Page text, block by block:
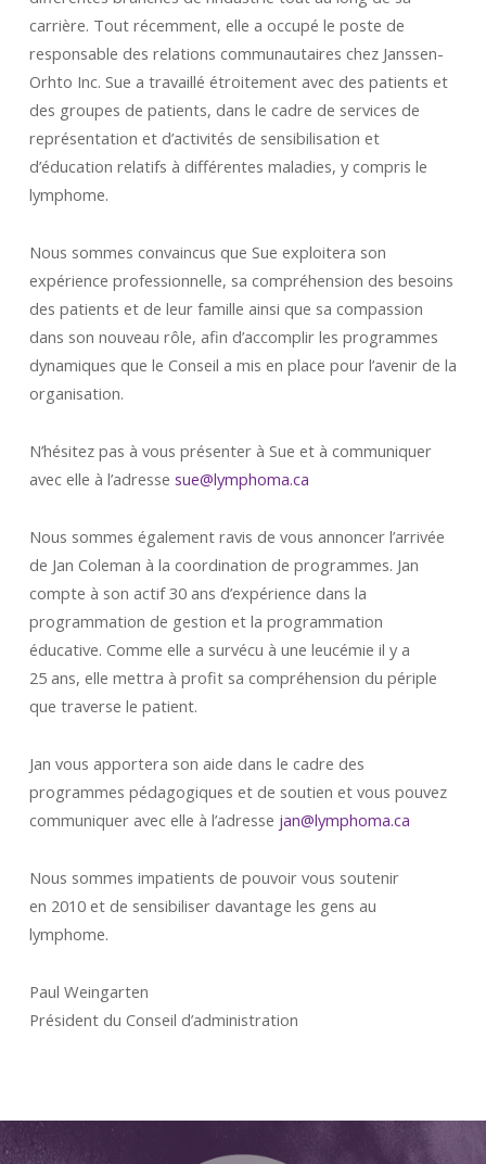
carrière. Tout récemment, elle a occupé le poste de
responsable des relations communautaires chez Janssen-
Orhto Inc. Sue a travaillé étroitement avec des patients et
des groupes de patients, dans le cadre de services de
représentation et d’activités de sensibilisation et
d’éducation relatifs à différentes maladies, y compris le
lymphome.
Nous sommes convaincus que Sue exploitera son
expérience professionnelle, sa compréhension des besoins
des patients et de leur famille ainsi que sa compassion
dans son nouveau rôle, afin d’accomplir les programmes
dynamiques que le Conseil a mis en place pour l’avenir de la
organisation.
N’hésitez pas à vous présenter à Sue et à communiquer
avec elle à l’adresse sue@lymphoma.ca
Nous sommes également ravis de vous annoncer l’arrivée
de Jan Coleman à la coordination de programmes. Jan
compte à son actif 30 ans d’expérience dans la
programmation de gestion et la programmation
éducative. Comme elle a survécu à une leucémie il y a
25 ans, elle mettra à profit sa compréhension du périple
que traverse le patient.
Jan vous apportera son aide dans le cadre des
programmes pédagogiques et de soutien et vous pouvez
communiquer avec elle à l’adresse jan@lymphoma.ca
Nous sommes impatients de pouvoir vous soutenir
en 2010 et de sensibiliser davantage les gens au
lymphome.
Paul Weingarten
Président du Conseil d’administration